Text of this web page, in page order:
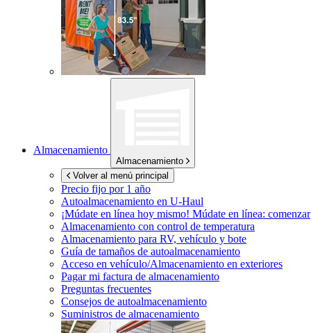
Almacenamiento
Almacenamiento
Volver al menú principal
Precio fijo por 1 año
Autoalmacenamiento en U-Haul
¡Múdate en línea hoy mismo! Múdate en línea: comenzar
Almacenamiento con control de temperatura
Almacenamiento para RV, vehículo y bote
Guía de tamaños de autoalmacenamiento
Acceso en vehículo/Almacenamiento en exteriores
Pagar mi factura de almacenamiento
Preguntas frecuentes
Consejos de autoalmacenamiento
Suministros de almacenamiento